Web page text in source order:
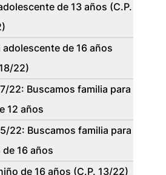
de 13 años (C.P.
adolescente de 16 años
22)
22: Buscamos familia para
12 años
22: Buscamos familia para
16 años
de 16 años (C.P. 13/22)